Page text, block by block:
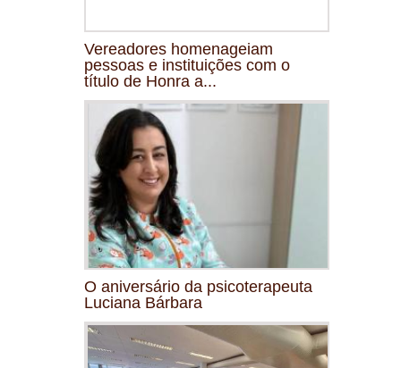
Vereadores homenageiam
pessoas e instituições com o
título de Honra a...
O aniversário da psicoterapeuta
Luciana Bárbara